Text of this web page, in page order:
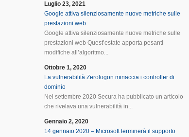
Luglio 23, 2021
Google attiva silenziosamente nuove metriche sulle
prestazioni web
Google attiva silenziosamente nuove metriche sulle
prestazioni web Quest’estate apporta pesanti
modifiche all’algoritmo...
Ottobre 1, 2020
La vulnerabilità Zerologon minaccia i controller di
dominio
Nel settembre 2020 Secura ha pubblicato un articolo
che rivelava una vulnerabilità in...
Gennaio 2, 2020
14 gennaio 2020 – Microsoft terminerà il supporto